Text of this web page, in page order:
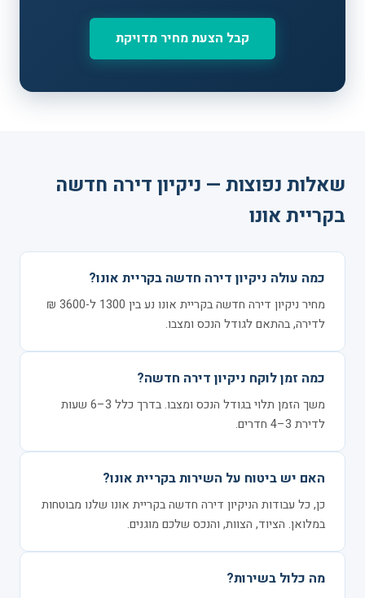
קבל הצעת מחיר מדויקת
שאלות נפוצות — ניקיון דירה חדשה
בקריית אונו
כמה עולה ניקיון דירה חדשה בקריית אונו?
מחיר ניקיון דירה חדשה בקריית אונו נע בין 1300 ל-3600 ₪
לדירה, בהתאם לגודל הנכס ומצבו.
כמה זמן לוקח ניקיון דירה חדשה?
משך הזמן תלוי בגודל הנכס ומצבו. בדרך כלל 3–6 שעות
לדירת 3–4 חדרים.
האם יש ביטוח על השירות בקריית אונו?
כן, כל עבודות הניקיון דירה חדשה בקריית אונו שלנו מבוטחות
במלואן. הציוד, הצוות, והנכס שלכם מוגנים.
מה כלול בשירות?